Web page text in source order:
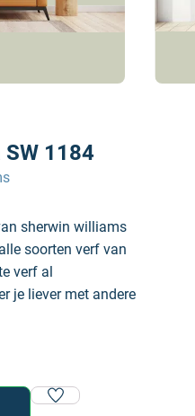
1184
sherwin williams
soorten verf van
verf al
je liever met andere